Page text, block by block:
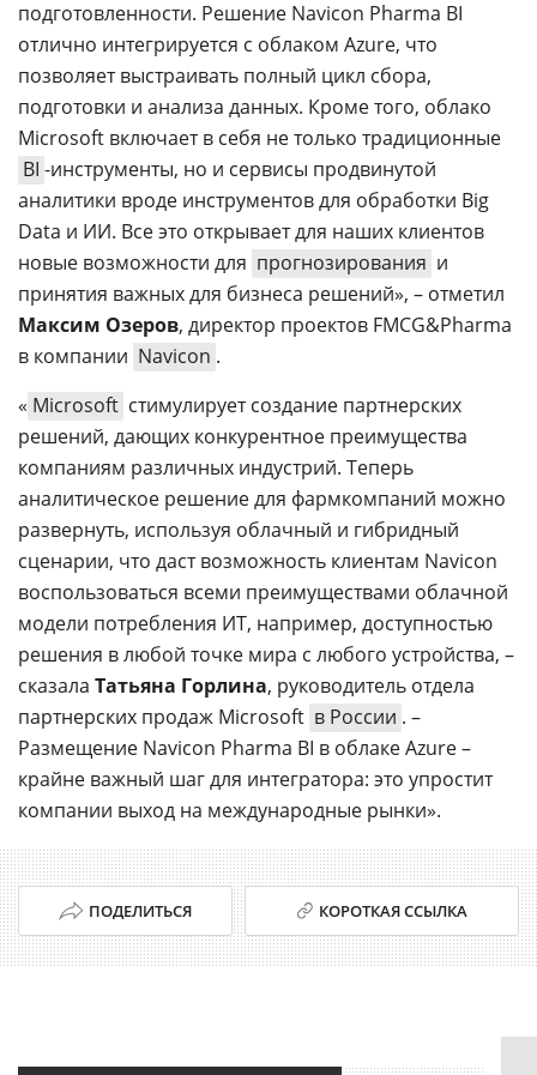
подготовленности. Решение Navicon Pharma BI
отлично интегрируется с облаком Azure, что
позволяет выстраивать полный цикл сбора,
подготовки и анализа данных. Кроме того, облако
Microsoft включает в себя не только традиционные
BI -инструменты, но и сервисы продвинутой
аналитики вроде инструментов для обработки Big
Data и ИИ. Все это открывает для наших клиентов
новые возможности для прогнозирования и
принятия важных для бизнеса решений», – отметил
Максим Озеров, директор проектов FMCG&Pharma
в компании Navicon .
« Microsoft стимулирует создание партнерских
решений, дающих конкурентное преимущества
компаниям различных индустрий. Теперь
аналитическое решение для фармкомпаний можно
развернуть, используя облачный и гибридный
сценарии, что даст возможность клиентам Navicon
воспользоваться всеми преимуществами облачной
модели потребления ИТ, например, доступностью
решения в любой точке мира с любого устройства, –
сказала Татьяна Горлина, руководитель отдела
партнерских продаж Microsoft в России . –
Размещение Navicon Pharma BI в облаке Azure –
крайне важный шаг для интегратора: это упростит
компании выход на международные рынки».
ПОДЕЛИТЬСЯ КОРОТКАЯ ССЫЛКА